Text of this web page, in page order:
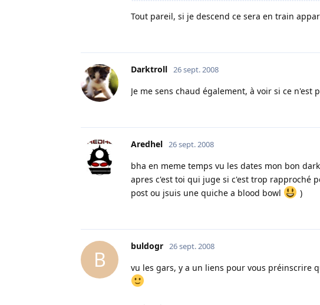
Tout pareil, si je descend ce sera en train
Darktroll 26 sept. 2008
Je me sens chaud également, à voir si ce n'est
Aredhel 26 sept. 2008
bha en meme temps vu les dates mon bon
apres c'est toi qui juge si c'est trop rapproché
post ou jsuis une quiche a blood bowl
)
B
buldogr 26 sept. 2008
vu les gars, y a un liens pour vous préinscrire